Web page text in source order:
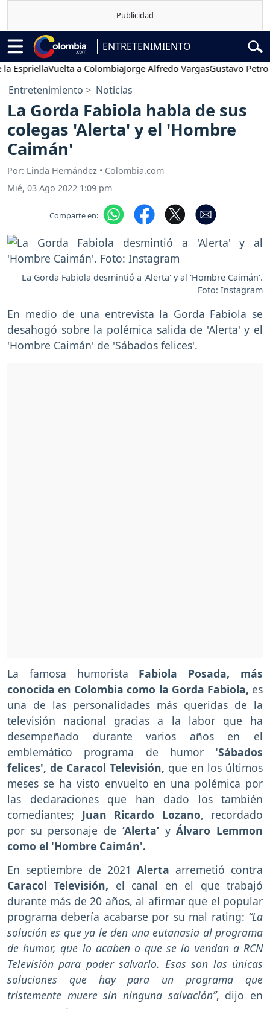
ENTRETENIMIENTO
Vuelta a ColombiaJorge Alfredo VargasGustavo Petro
Entretenimiento Noticias
La Gorda Fabiola habla de sus
colegas 'Alerta' y el 'Hombre
Caimán'
Por: Linda Hernández • Colombia.com
Mié, 03 Ago 2022 1:09 pm
Comparte en:
La Gorda Fabiola desmintió a 'Alerta' y al 'Hombre Caimán'.
Foto: Instagram
En medio de una entrevista la Gorda Fabiola se
desahogó sobre la polémica salida de 'Alerta' y el
'Hombre Caimán' de 'Sábados felices'.
La famosa humorista Fabiola Posada, más
conocida en Colombia como la Gorda Fabiola, es
una de las personalidades más queridas de la
televisión nacional gracias a la labor que ha
desempeñado durante varios años en el
emblemático programa de humor'Sábados
felices', de Caracol Televisión, que en los últimos
meses se ha visto envuelto en una polémica por
las declaraciones que han dado los también
comediantes; Juan Ricardo Lozano, recordado
por su personaje de ‘Alerta’ yÁlvaro Lemmon
como el 'Hombre Caimán'.
En septiembre de 2021Alertaarremetió contra
Caracol Televisión, el canal en el que trabajó
durante más de 20 años, al afirmar que el popular
programa debería acabarse por su mal rating: “La
solución es que ya le den una eutanasia al programa
de humor, que lo acaben o que se lo vendan a RCN
Televisión para poder salvarlo. Esas son las únicas
soluciones que hay para un programa que
tristemente muere sin ninguna salvación”, dijo en